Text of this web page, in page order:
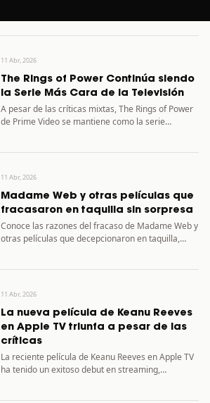
11 Abr, 2026
The Rings of Power Continúa siendo
la Serie Más Cara de la Televisión
A pesar de las críticas mixtas, The Rings of Power
de Prime Video se mantiene como la serie…
11 Abr, 2026
Madame Web y otras películas que
fracasaron en taquilla sin sorpresa
Conoce las razones del fracaso de Madame Web y
otras películas que decepcionaron en taquilla,
11 Abr, 2026
La nueva película de Keanu Reeves
en Apple TV triunfa a pesar de las
críticas
La reciente película de Keanu Reeves en Apple TV
ha tenido un exitoso debut en streaming,